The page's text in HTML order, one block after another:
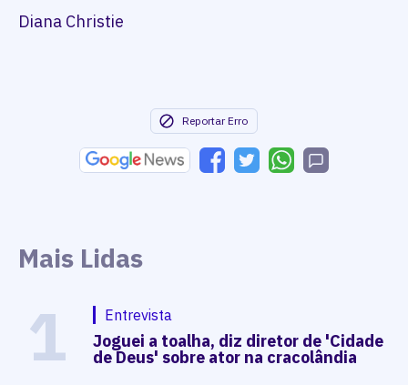
Diana Christie
Reportar Erro
Mais Lidas
1 Entrevista
Joguei a toalha, diz diretor de 'Cidade
de Deus' sobre ator na cracolândia